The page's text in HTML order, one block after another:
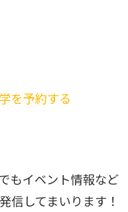
を予約する
もイベント情報など
信してまいります！